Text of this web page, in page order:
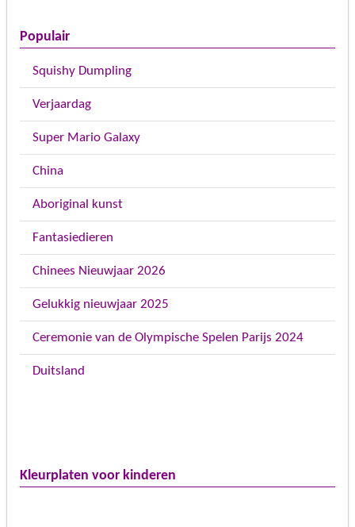
Populair
Squishy Dumpling
Verjaardag
Super Mario Galaxy
China
Aboriginal kunst
Fantasiedieren
Chinees Nieuwjaar 2026
Gelukkig nieuwjaar 2025
Ceremonie van de Olympische Spelen Parijs 2024
Duitsland
Kleurplaten voor kinderen